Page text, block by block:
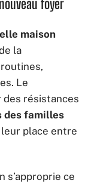
foyer
maison
la
Le
des résistances
des familles
place entre
s’approprie ce